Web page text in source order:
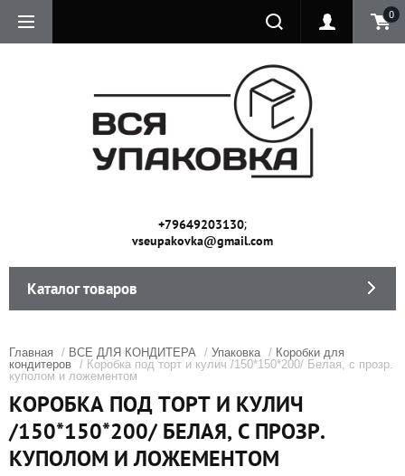
0
+79649203130;
vseupakovka@gmail.com
Каталог товаров
Главная / ВСЕ ДЛЯ КОНДИТЕРА / Упаковка / Коробки для
кондитеров / Коробка под торт и кулич /150*150*200/ Белая, с прозр.
куполом и ложементом
КОРОБКА ПОД ТОРТ И КУЛИЧ
/150*150*200/ БЕЛАЯ, С ПРОЗР.
КУПОЛОМ И ЛОЖЕМЕНТОМ